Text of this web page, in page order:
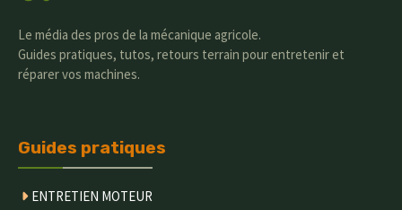
Le média des pros de la mécanique agricole.
Guides pratiques, tutos, retours terrain pour entretenir et
réparer vos machines.
Guides pratiques
ENTRETIEN MOTEUR